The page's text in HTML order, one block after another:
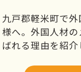
九戸郡軽米町で
様へ。外国人材
ばれる理由を紹介